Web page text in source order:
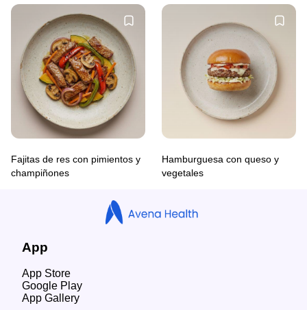
Fajitas de res con pimientos y
champiñones
Hamburguesa con queso y
vegetales
App
App Store
Google Play
App Gallery